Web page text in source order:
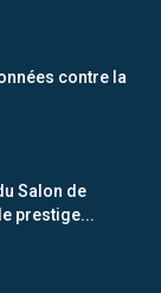
contre la
Salon de
prestige...